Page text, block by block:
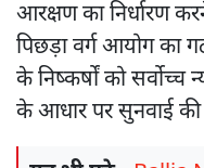
आरक्षण का निर्धारण
पिछड़ा वर्ग आयोग का
के निष्कर्षों को सर्वोच्च
के आधार पर सुनवाई की